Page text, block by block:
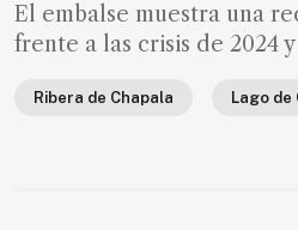
El embalse muestra una
frente a las crisis de 2024 y
Ribera de Chapala Lago de